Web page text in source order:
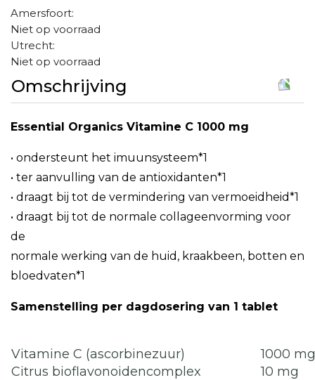
Amersfoort:
Niet op voorraad
Utrecht:
Niet op voorraad
Omschrijving
Essential Organics Vitamine C 1000 mg
• ondersteunt het imuunsysteem*1
• ter aanvulling van de antioxidanten*1
• draagt bij tot de vermindering van vermoeidheid*1
• draagt bij tot de normale collageenvorming voor
de
normale werking van de huid, kraakbeen, botten en
bloedvaten*1
Samenstelling per dagdosering van 1 tablet
Vitamine C (ascorbinezuur)
1000 mg
Citrus bioflavonoidencomplex
10 mg